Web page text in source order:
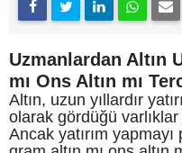
Uzmanlardan Altın
mı Ons Altın mı
Altın, uzun yıllardır
olarak gördüğü varlıklar
Ancak yatırım